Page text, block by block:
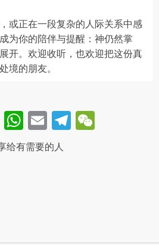
或正在一段复杂的人际关系中感
为你的陪伴与提醒：神仍然掌
开。欢迎收听，也欢迎把这份真
境的朋友。
Facebook
WhatsApp
EmailTelegram
给有需要的人